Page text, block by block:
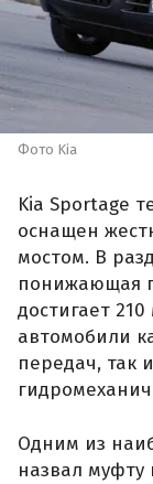
Фото Kia
Kia Sportage
оснащен
мостом. В
понижающая
достигает
автомобили
передач, так
Одним из
назвал